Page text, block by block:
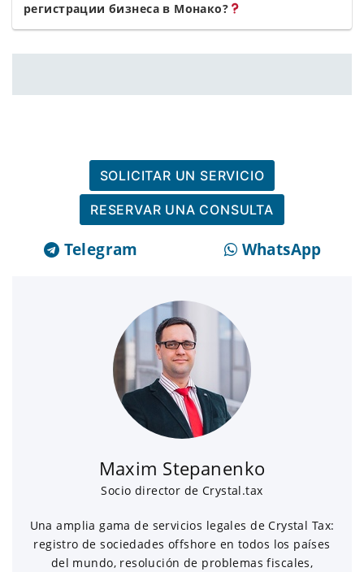
регистрации бизнеса в Монако?
SOLICITAR UN SERVICIO
RESERVAR UNA CONSULTA
Telegram WhatsApp
Maxim Stepanenko
Socio director de Crystal.tax
Una amplia gama de servicios legales de Crystal Tax:
registro de sociedades offshore en todos los países
del mundo, resolución de problemas fiscales,